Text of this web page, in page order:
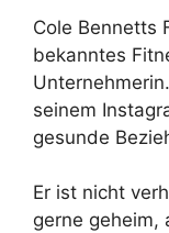
Cole Bennetts
bekanntes
seinem
gesunde
Er ist nicht
gerne geheim,